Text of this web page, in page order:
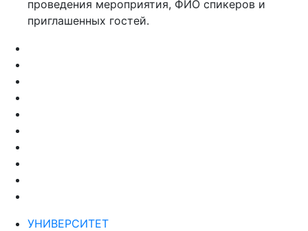
проведения мероприятия, ФИО спикеров и
приглашенных гостей.
УНИВЕРСИТЕТ